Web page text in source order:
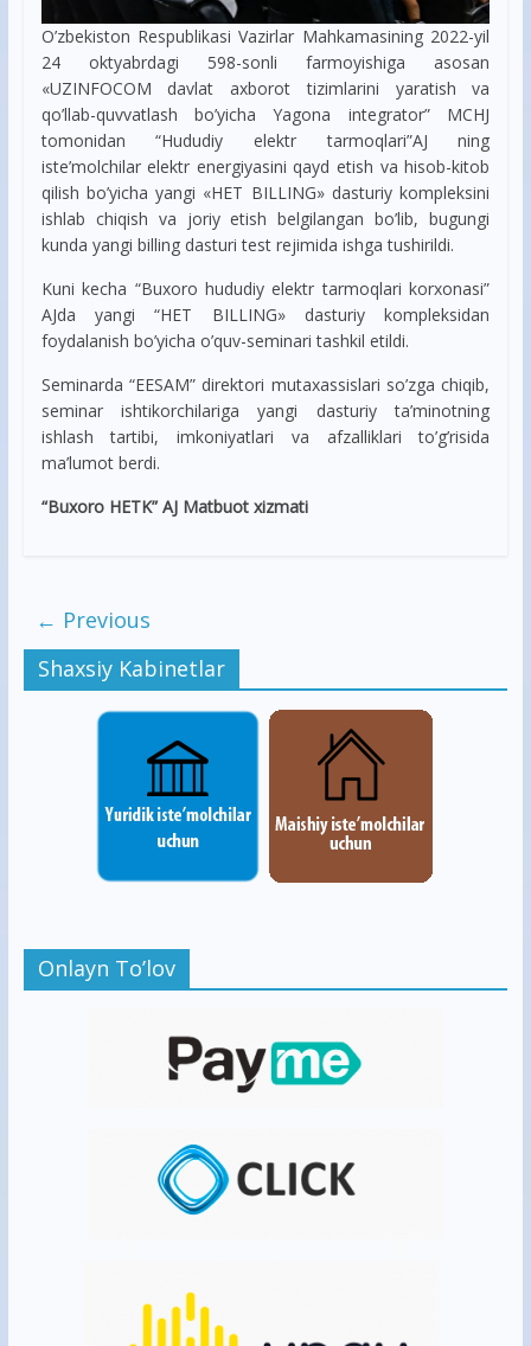
O’zbekiston Respublikasi Vazirlar Mahkamasining 2022-yil
24 oktyabrdagi 598-sonli farmoyishiga asosan
«UZINFOCOM davlat axborot tizimlarini yaratish va
qo’llab-quvvatlash bo’yicha Yagona integrator” MCHJ
tomonidan “Hududiy elektr tarmoqlari”AJ ning
iste’molchilar elektr energiyasini qayd etish va hisob-kitob
qilish bo’yicha yangi «HET BILLING» dasturiy kompleksini
ishlab chiqish va joriy etish belgilangan bo’lib, bugungi
kunda yangi billing dasturi test rejimida ishga tushirildi.
Kuni kecha “Buxoro hududiy elektr tarmoqlari korxonasi”
AJda yangi “HET BILLING» dasturiy kompleksidan
foydalanish bo’yicha o’quv-seminari tashkil etildi.
Seminarda “EESAM” direktori mutaxassislari so’zga chiqib,
seminar ishtikorchilariga yangi dasturiy ta’minotning
ishlash tartibi, imkoniyatlari va afzalliklari to’g’risida
ma’lumot berdi.
“Buxoro HETK” AJ Matbuot xizmati
← Previous
Shaxsiy Kabinetlar
Onlayn To’lov